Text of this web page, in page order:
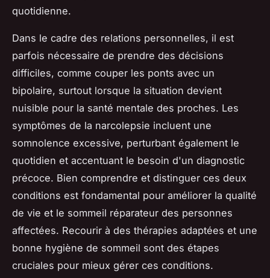
quotidienne.
Dans le cadre des relations personnelles, il est
parfois nécessaire de prendre des décisions
difficiles, comme couper les ponts avec un
bipolaire, surtout lorsque la situation devient
nuisible pour la santé mentale des proches. Les
symptômes de la narcolepsie incluent une
somnolence excessive, perturbant également le
quotidien et accentuant le besoin d'un diagnostic
précoce. Bien comprendre et distinguer ces deux
conditions est fondamental pour améliorer la qualité
de vie et le sommeil réparateur des personnes
affectées. Recourir à des thérapies adaptées et une
bonne hygiène de sommeil sont des étapes
cruciales pour mieux gérer ces conditions.